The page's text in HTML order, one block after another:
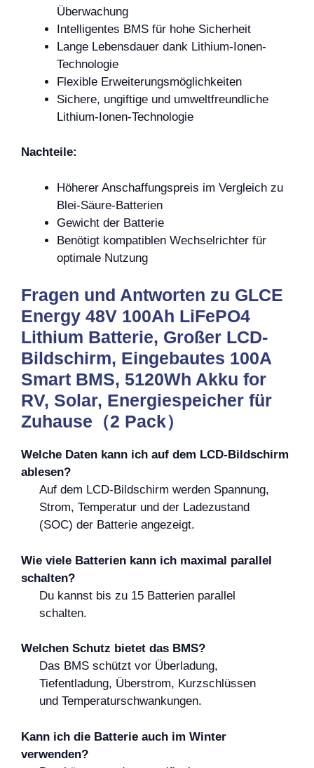
Überwachung
Intelligentes BMS für hohe Sicherheit
Lange Lebensdauer dank Lithium-Ionen-
Technologie
Flexible Erweiterungsmöglichkeiten
Sichere, ungiftige und umweltfreundliche
Lithium-Ionen-Technologie
Nachteile:
Höherer Anschaffungspreis im Vergleich zu
Blei-Säure-Batterien
Gewicht der Batterie
Benötigt kompatiblen Wechselrichter für
optimale Nutzung
Fragen und Antworten zu GLCE
Energy 48V 100Ah LiFePO4
Lithium Batterie, Großer LCD-
Bildschirm, Eingebautes 100A
Smart BMS, 5120Wh Akku for
RV, Solar, Energiespeicher für
Zuhause（2 Pack）
Welche Daten kann ich auf dem LCD-Bildschirm
ablesen?
Auf dem LCD-Bildschirm werden Spannung,
Strom, Temperatur und der Ladezustand
(SOC) der Batterie angezeigt.
Wie viele Batterien kann ich maximal parallel
schalten?
Du kannst bis zu 15 Batterien parallel
schalten.
Welchen Schutz bietet das BMS?
Das BMS schützt vor Überladung,
Tiefentladung, Überstrom, Kurzschlüssen
und Temperaturschwankungen.
Kann ich die Batterie auch im Winter
verwenden?